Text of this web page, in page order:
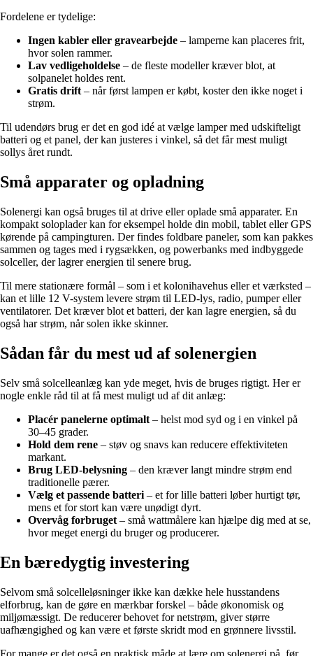
Fordelene er tydelige:
Ingen kabler eller gravearbejde – lamperne kan placeres frit,
hvor solen rammer.
Lav vedligeholdelse – de fleste modeller kræver blot, at
solpanelet holdes rent.
Gratis drift– når først lampen er købt, koster den ikke noget i
strøm.
Til udendørs brug er det en god idé at vælge lamper med udskifteligt
batteri og et panel, der kan justeres i vinkel, så det får mest muligt
sollys året rundt.
Små apparater og opladning
Solenergi kan også bruges til at drive eller oplade små apparater. En
kompakt soloplader kan for eksempel holde din mobil, tablet eller GPS
kørende på campingturen. Der findes foldbare paneler, som kan pakkes
sammen og tages med i rygsækken, og powerbanks med indbyggede
solceller, der lagrer energien til senere brug.
Til mere stationære formål – som i et kolonihavehus eller et værksted –
kan et lille 12 V-system levere strøm til LED-lys, radio, pumper eller
ventilatorer. Det kræver blot et batteri, der kan lagre energien, så du
også har strøm, når solen ikke skinner.
Sådan får du mest ud af solenergien
Selv små solcelleanlæg kan yde meget, hvis de bruges rigtigt. Her er
nogle enkle råd til at få mest muligt ud af dit anlæg:
Placér panelerne optimalt – helst mod syd og i en vinkel på
30–45 grader.
Hold dem rene – støv og snavs kan reducere effektiviteten
markant.
Brug LED-belysning – den kræver langt mindre strøm end
traditionelle pærer.
Vælg et passende batteri – et for lille batteri løber hurtigt tør,
mens et for stort kan være unødigt dyrt.
Overvåg forbruget – små wattmålere kan hjælpe dig med at se,
hvor meget energi du bruger og producerer.
En bæredygtig investering
Selvom små solcelleløsninger ikke kan dække hele husstandens
elforbrug, kan de gøre en mærkbar forskel – både økonomisk og
miljømæssigt. De reducerer behovet for netstrøm, giver større
uafhængighed og kan være et første skridt mod en grønnere livsstil.
For mange er det også en praktisk måde at lære om solenergi på, før